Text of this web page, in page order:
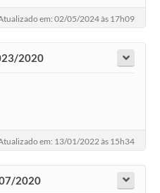
em: 02/05/2024 às 17h09
2020
em: 13/01/2022 às 15h34
2020